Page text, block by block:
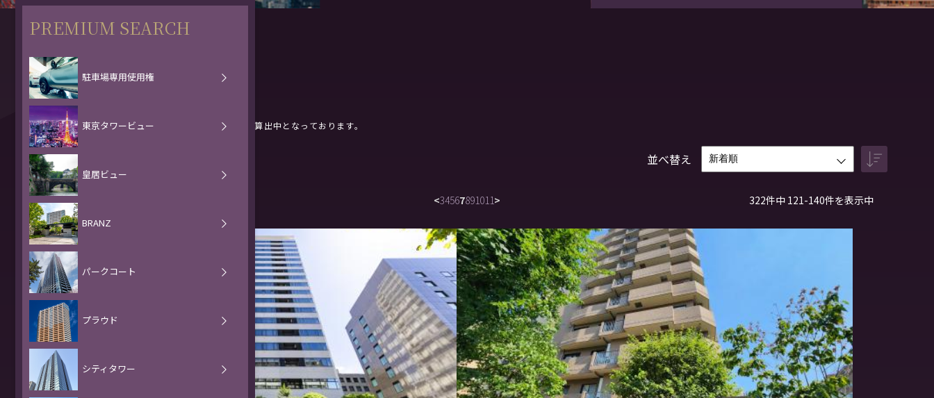
検索条件
検索結果：
※表示項目内で、空白となっているものは現在算出中となっております。
並べ替え
PREMIUM SEARCH
駐車場専用使用権
東京タワービュー
皇居ビュー
BRANZ
パークコート
プラウド
シティタワー
<34567891011> 322件中 121-140件を表示中